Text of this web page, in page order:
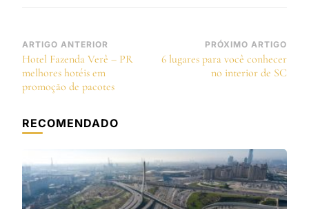
Navegação
de
post
ARTIGO ANTERIOR
Hotel Fazenda Verê – PR
melhores hotéis em
promoção de pacotes
PRÓXIMO ARTIGO
6 lugares para você conhecer
no interior de SC
RECOMENDADO